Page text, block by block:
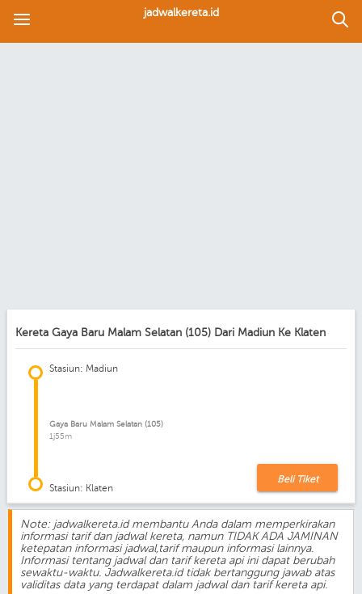
jadwalkereta.id
Kereta Gaya Baru Malam Selatan (105) Dari Madiun Ke Klaten
Stasiun: Madiun
Gaya Baru Malam Selatan (105)
1j55m
Stasiun: Klaten
Beli Tiket
Note: jadwalkereta.id membantu Anda dalam memperkirakan
informasi tarif dan jadwal kereta, namun TIDAK ADA JAMINAN
ketepatan informasi jadwal,tarif maupun informasi lainnya.
Informasi tentang jadwal dan tarif kereta api ini dapat berubah
sewaktu-waktu. Jadwalkereta.id tidak bertanggung jawab atas
validitas data yang terdapat dalam jadwal dan tarif kereta api.